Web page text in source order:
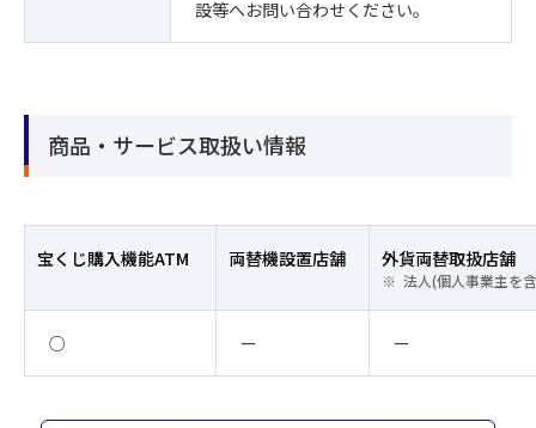
設等へお問い合わせください。
商品・サービス取扱い情報
宝くじ購入機能ATM 両替機設置店舗 外貨両替取扱店舗
法人(個人事業主を
○ ー ー